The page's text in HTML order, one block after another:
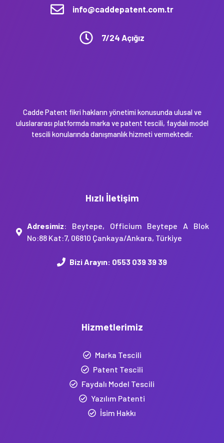
info@caddepatent.com.tr
7/24 Açığız
Cadde Patent fikri hakların yönetimi konusunda ulusal ve
uluslararası platformda marka ve patent tescili, faydalı model
tescili konularında danışmanlık hizmeti vermektedir.
Hızlı İletişim
Adresimiz: Beytepe, Officium Beytepe A Blok
No:88 Kat:7, 06810 Çankaya/Ankara, Türkiye
Bizi Arayın: 0553 039 39 39
Hizmetlerimiz
Marka Tescili
Patent Tescili
Faydalı Model Tescili
Yazılım Patenti
İsim Hakkı